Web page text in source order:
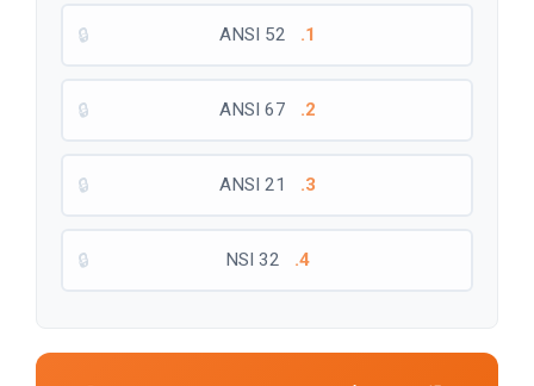
1.
🔒
2.
🔒
3.
🔒
4.
🔒